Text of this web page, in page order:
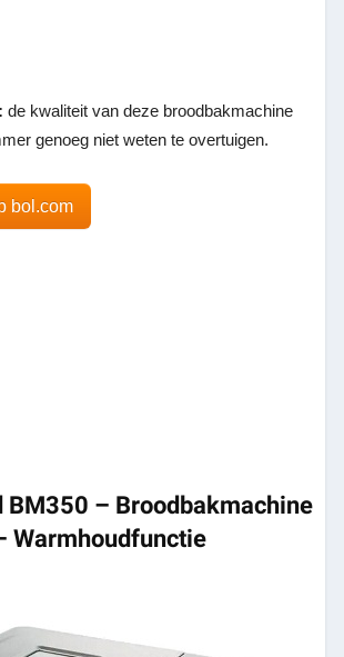
de kwaliteit van deze broodbakmachine
genoeg niet weten te overtuigen.
bol.com
BM350 – Broodbakmachine
Warmhoudfunctie